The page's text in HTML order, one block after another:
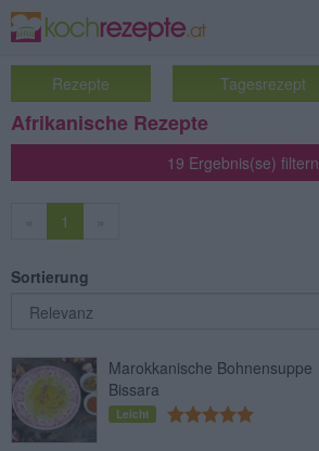
Rezepte Tagesrezept
Afrikanische Rezepte
19 Ergebnis(se) filtern
1
Sortierung
Marokkanische Bohnensuppe
Bissara
Leicht